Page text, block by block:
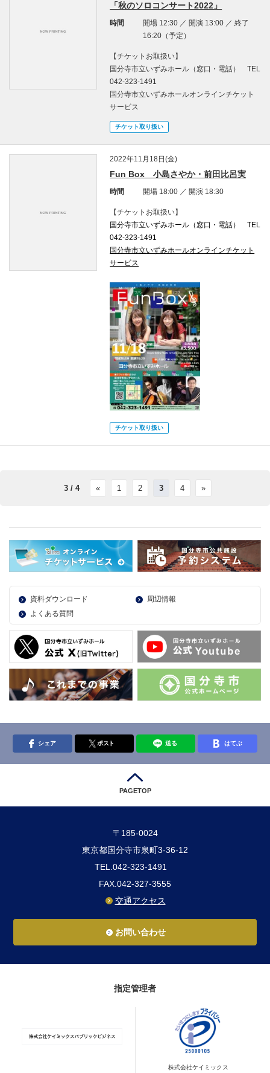
「秋のソロコンサート2022」
時間
開場 12:30 ／ 開演 13:00 ／ 終了
16:20（予定）
【チケットお取扱い】
国分寺市立いずみホール（窓口・電話） TEL
042-323-1491
国分寺市立いずみホールオンラインチケット
サービス
チケット取り扱い
2022年11月18日(金)
Fun Box 小島さやか・前田比呂実
時間 開場 18:00 ／ 開演 18:30
【チケットお取扱い】
国分寺市立いずみホール（窓口・電話） TEL
042-323-1491
国分寺市立いずみホールオンラインチケット
サービス
チケット取り扱い
3 / 4 « 1 2 3 4 »
資料ダウンロード
周辺情報
よくある質問
シェア ポスト 送る はてぶ
PAGETOP
〒185-0024
東京都国分寺市泉町3-36-12
TEL.042-323-1491
FAX.042-327-3555
交通アクセス
お問い合わせ
指定管理者
株式会社ケイミックス